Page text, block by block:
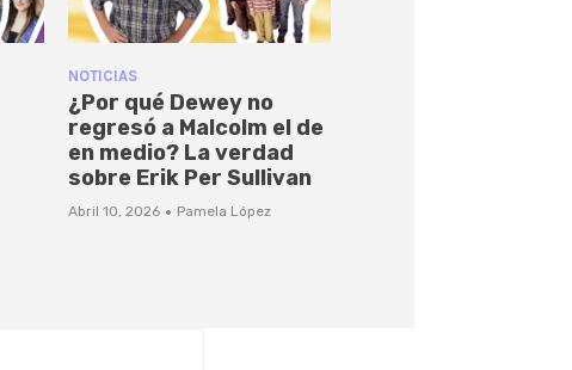
NOTICIAS
¿Por qué Dewey no
regresó a Malcolm el de
en medio? La verdad
sobre Erik Per Sullivan
Abril 10, 2026 · Pamela López